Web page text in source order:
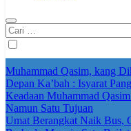
Cari
untuk:
Muhammad Qasim, kang
Depan Ka’bah : Isyarat
Keadaan Muhammad
Namun Satu Tujuan
Umat Berangkat Naik Bus,